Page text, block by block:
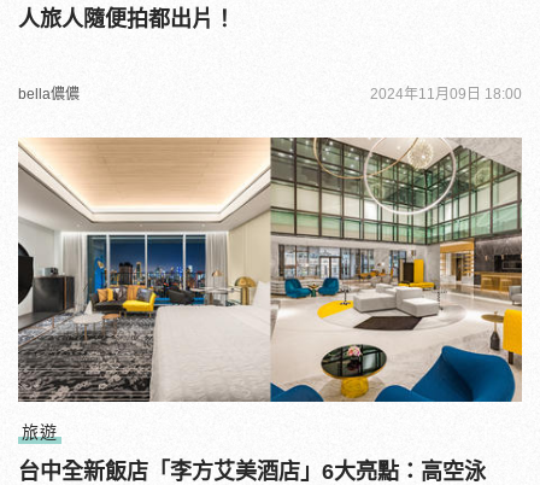
人旅人隨便拍都出片！
bella儂儂 2024年11月09日 18:00
旅遊
台中全新飯店「李方艾美酒店」6大亮點：高空泳